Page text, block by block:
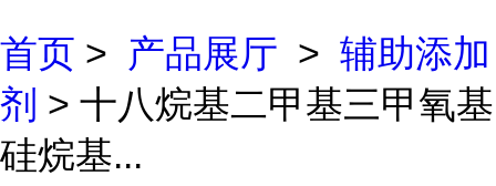
首页 > 产品展厅 > 辅助添加
剂 > 十八烷基二甲基三甲氧基
硅烷基...